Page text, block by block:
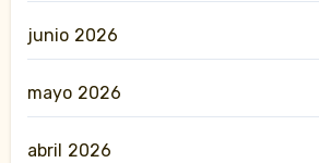
junio 2026
mayo 2026
abril 2026